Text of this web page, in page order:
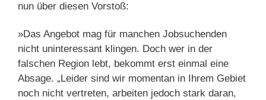
nun über diesen Vorstoß:
»Das Angebot mag für manchen Jobsuchenden
nicht uninteressant klingen. Doch wer in der
falschen Region lebt, bekommt erst einmal eine
Absage. „Leider sind wir momentan in Ihrem Gebiet
noch nicht vertreten, arbeiten jedoch stark daran,